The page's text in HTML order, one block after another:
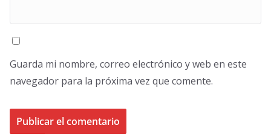
Guarda mi nombre, correo electrónico y web en este
navegador para la próxima vez que comente.